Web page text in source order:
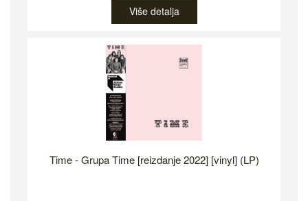
Više detalja
Time - Grupa Time [reizdanje 2022] [vinyl] (LP)